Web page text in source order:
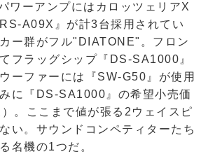
ワーアンプにはカロッツェリアX
A09X』が計3台採用されてい
ー群がフル"DIATONE"。フロン
フラッグシップ『DS-SA1000』
ーファーには『SW-G50』が使用
に『DS-SA1000』の希望小売価
。ここまで値が張る2ウェイスピ
い。サウンドコンペティターたち
名機の1つだ。